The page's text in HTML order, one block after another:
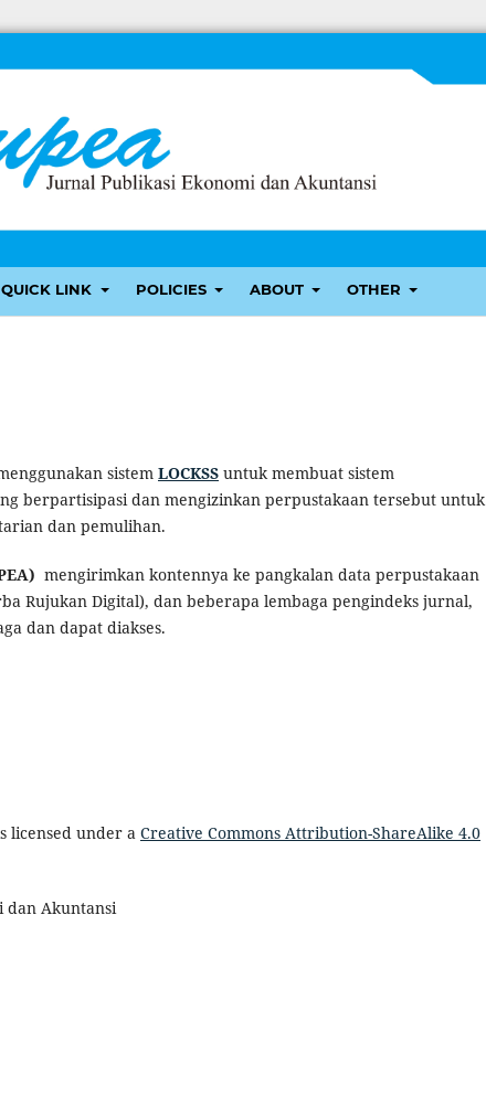
QUICK LINK POLICIES ABOUT OTHER
sistem LOCKSS untuk membuat sistem
berpartisipasi dan mengizinkan perpustakaan tersebut untuk
dan pemulihan.
mengirimkan kontennya ke pangkalan data perpustakaan
Rujukan Digital), dan beberapa lembaga pengindeks jurnal,
dan dapat diakses.
licensed under a Creative Commons Attribution-ShareAlike 4.0
dan Akuntansi